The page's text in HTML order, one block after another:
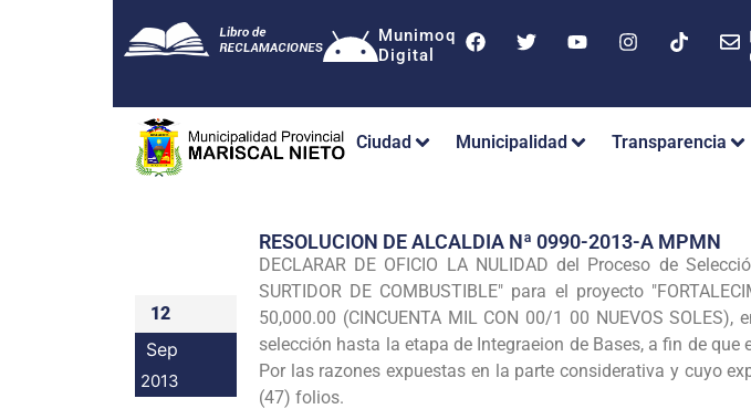
Munimoq
Digital
Ciudad Municipalidad Transparencia
12
Sep
2013
RESOLUCION DE ALCALDIA Nª 0990-2013-A MPMN
DECLARAR DE OFICIO LA NULIDAD del Proceso de
SURTIDOR DE COMBUSTIBLE" para el proyecto
50,000.00 (CINCUENTA MIL CON 00/1 00 NUEVOS SOLES),
selección hasta la etapa de Integraeion de Bases, a fin de
Por las razones expuestas en la parte considerativa y cuyo
(47) folios.